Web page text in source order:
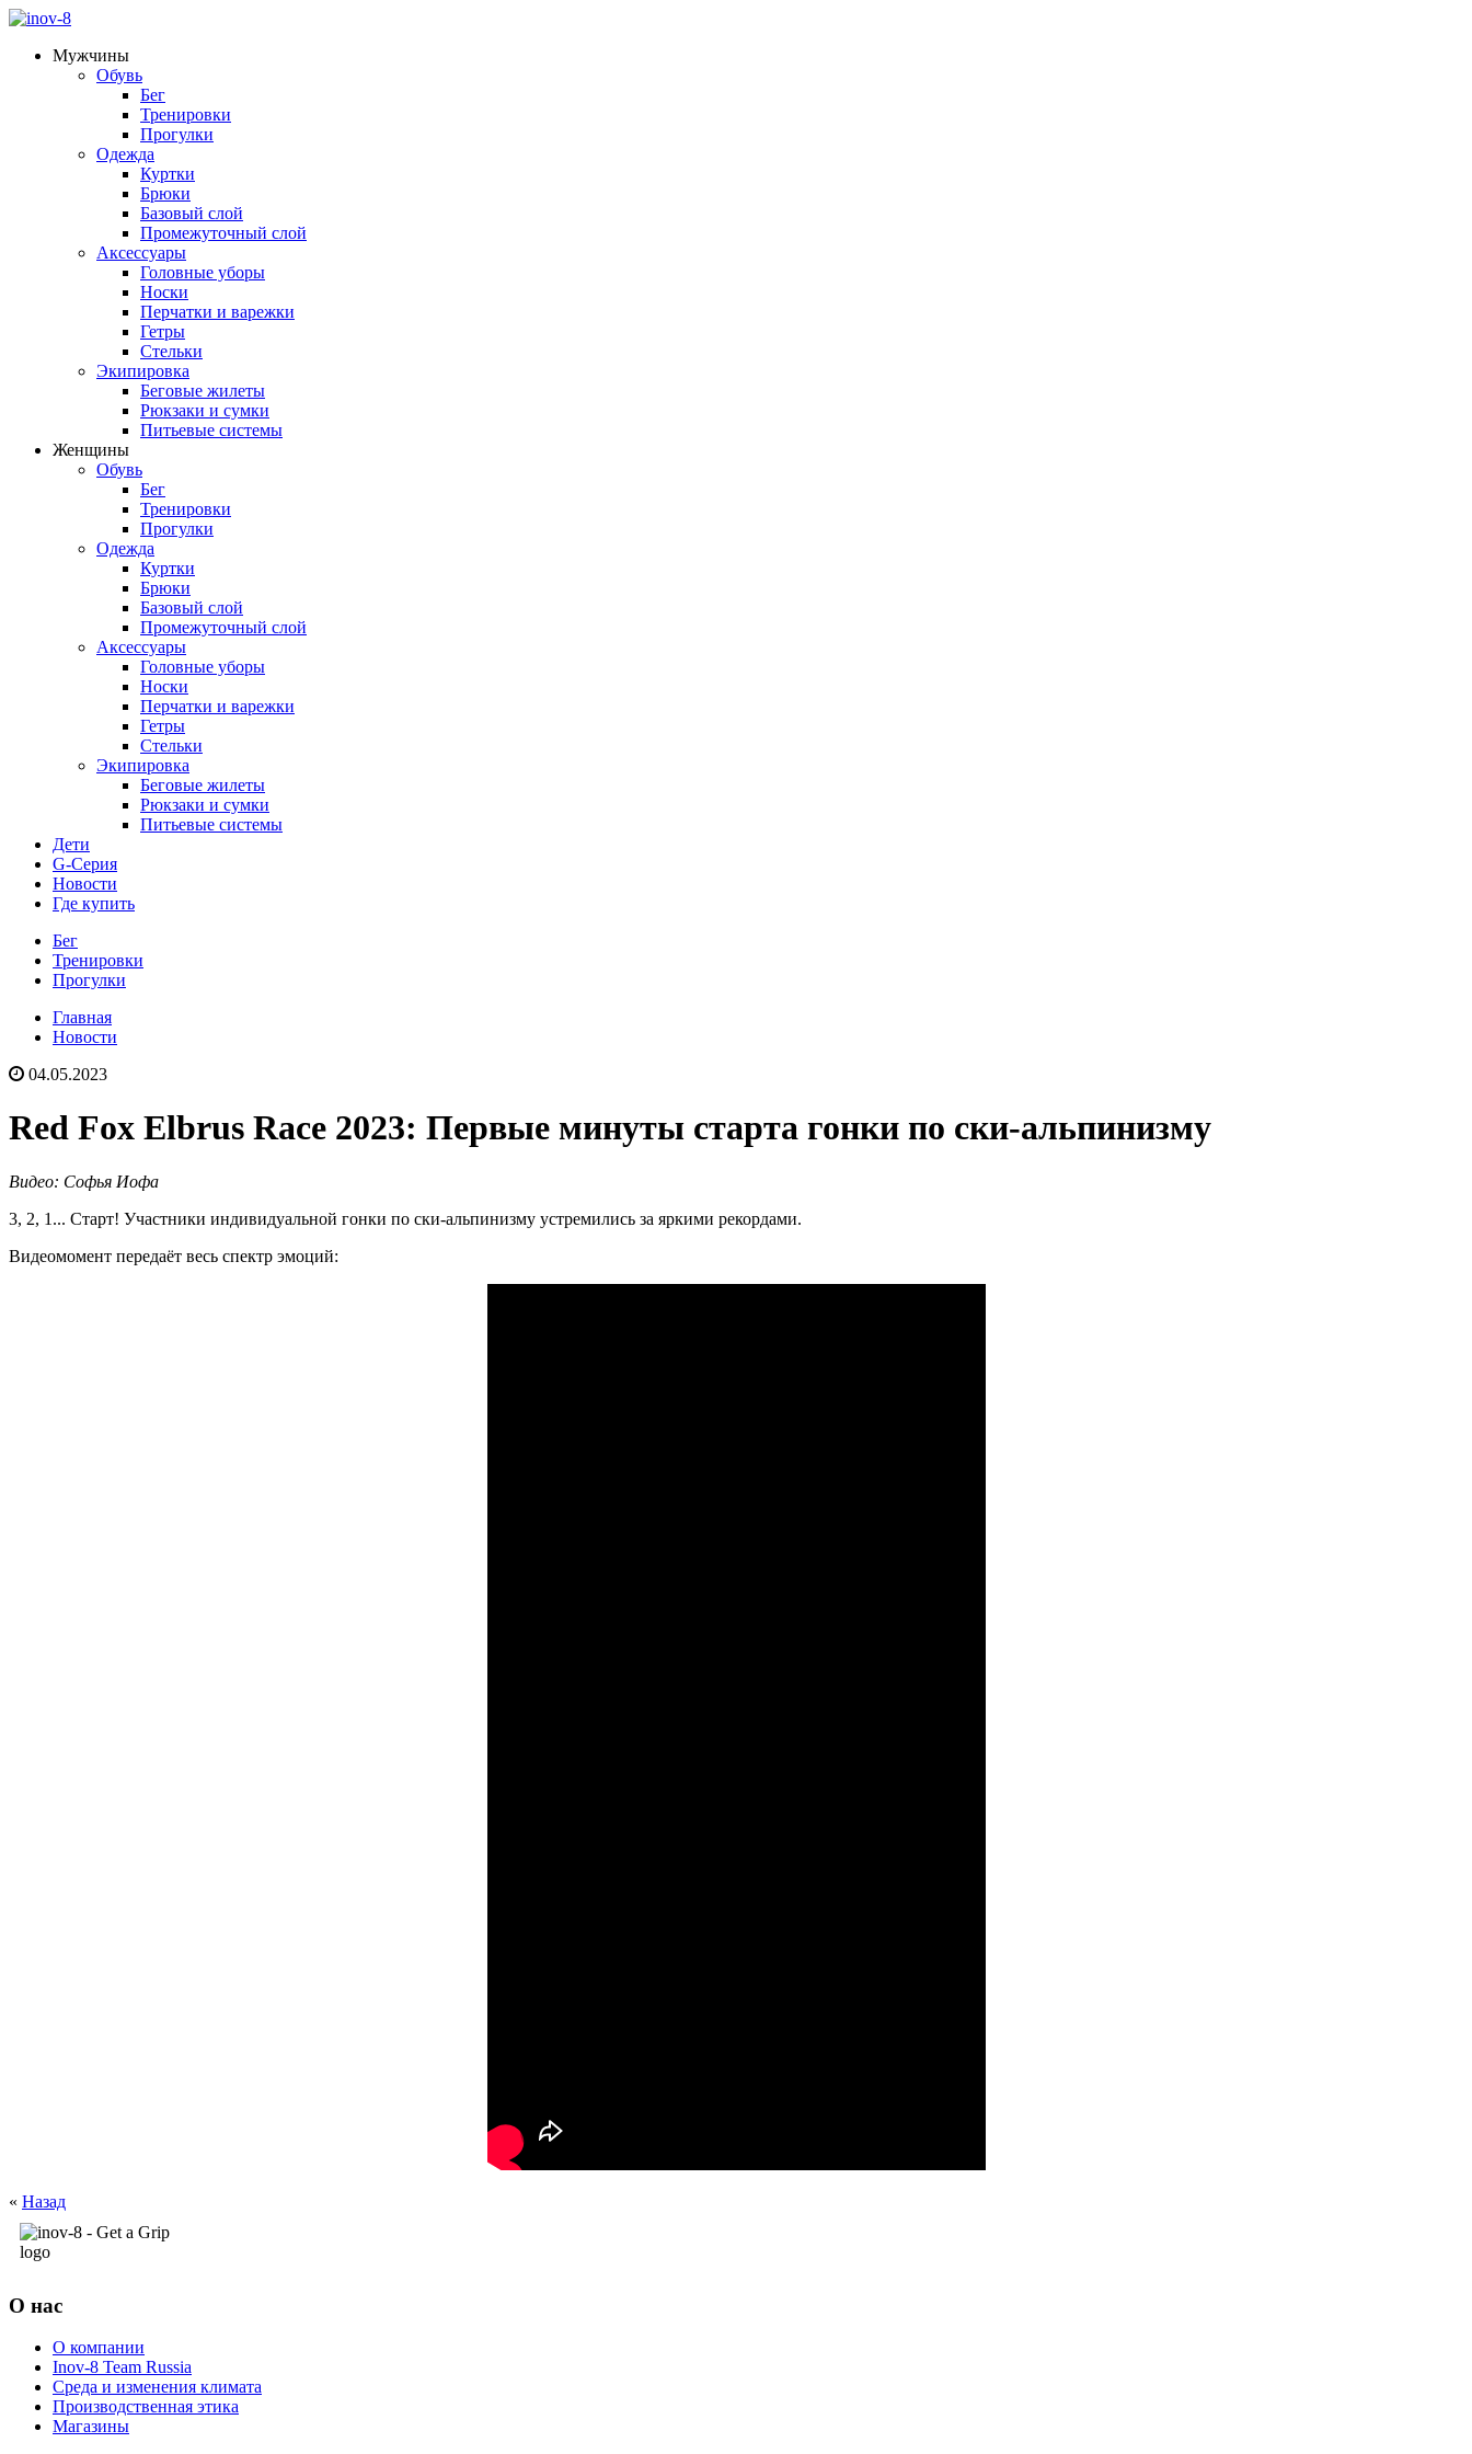
Мужчины
Обувь
Бег
Тренировки
Прогулки
Одежда
Куртки
Брюки
Базовый слой
Промежуточный слой
Аксессуары
Головные уборы
Носки
Перчатки и варежки
Гетры
Стельки
Экипировка
Беговые жилеты
Рюкзаки и сумки
Питьевые системы
Женщины
Обувь
Бег
Тренировки
Прогулки
Одежда
Куртки
Брюки
Базовый слой
Промежуточный слой
Аксессуары
Головные уборы
Носки
Перчатки и варежки
Гетры
Стельки
Экипировка
Беговые жилеты
Рюкзаки и сумки
Питьевые системы
Дети
G-Серия
Новости
Где купить
Бег
Тренировки
Прогулки
Главная
Новости
04.05.2023
Red Fox Elbrus Race 2023: Первые минуты старта гонки по ски-альпинизму
Видео: Софья Иофа
3, 2, 1... Старт! Участники индивидуальной гонки по ски-альпинизму устремились за яркими рекордами.
Видеомомент передаёт весь спектр эмоций:
« Назад
О нас
О компании
Inov-8 Team Russia
Среда и изменения климата
Производственная этика
Магазины